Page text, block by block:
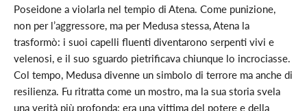
Poseidone a violarla nel tempio di Atena. Come punizione,
non per l’aggressore, ma per Medusa stessa, Atena la
trasformò: i suoi capelli fluenti diventarono serpenti vivi e
velenosi, e il suo sguardo pietrificava chiunque lo incrociasse.
Col tempo, Medusa divenne un simbolo di terrore ma anche di
resilienza. Fu ritratta come un mostro, ma la sua storia svela
una verità più profonda: era una vittima del potere e della